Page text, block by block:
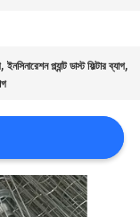
,ইনসিনারেশন প্ল্যান্ট ডাস্ট ফিল্টার ব্যাগ,